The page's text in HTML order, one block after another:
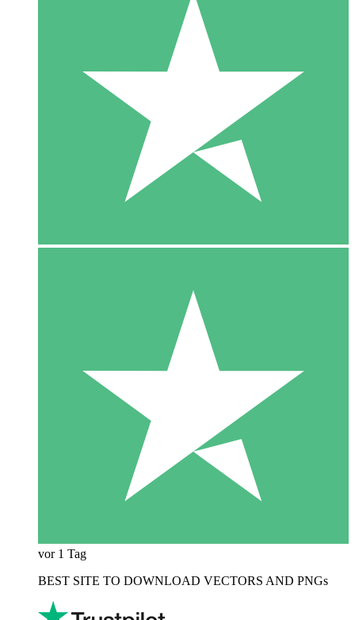
vor 1 Tag
BEST SITE TO DOWNLOAD VECTORS AND PNGs